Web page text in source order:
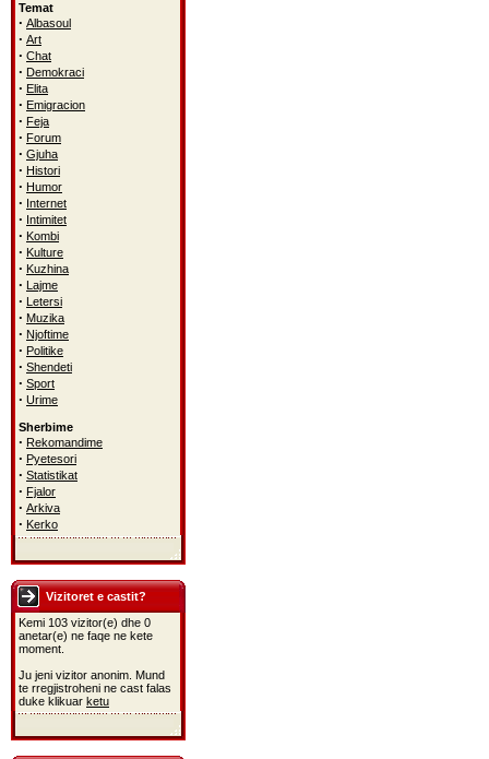
Temat
· Albasoul
· Art
· Chat
· Demokraci
· Elita
· Emigracion
· Feja
· Forum
· Gjuha
· Histori
· Humor
· Internet
· Intimitet
· Kombi
· Kulture
· Kuzhina
· Lajme
· Letersi
· Muzika
· Njoftime
· Politike
· Shendeti
· Sport
· Urime
Sherbime
· Rekomandime
· Pyetesori
· Statistikat
· Fjalor
· Arkiva
· Kerko
Vizitoret e castit?
Kemi 103 vizitor(e) dhe 0
anetar(e) ne faqe ne kete
moment.
Ju jeni vizitor anonim. Mund
te rregjistroheni ne cast falas
duke klikuar ketu